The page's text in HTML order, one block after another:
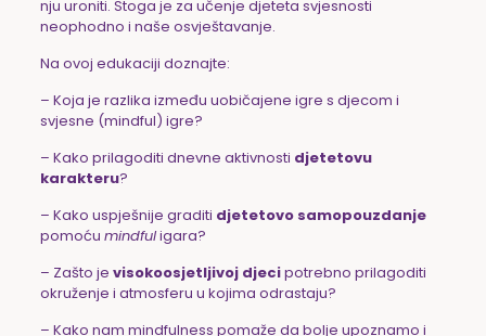
nju uroniti. Stoga je za učenje djeteta svjesnosti
neophodno i naše osvještavanje.
Na ovoj edukaciji doznajte:
– Koja je razlika između uobičajene igre s djecom i
svjesne (mindful) igre?
– Kako prilagoditi dnevne aktivnosti djetetovu
karakteru?
– Kako uspješnije graditi djetetovo samopouzdanje
pomoću mindfuligara?
– Zašto je visokoosjetljivoj djecipotrebno prilagoditi
okruženje i atmosferu u kojima odrastaju?
– Kako nam mindfulness pomaže da bolje upoznamo i